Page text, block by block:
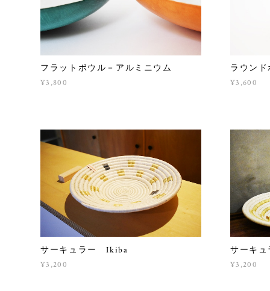
フラットボウル－アルミニウム
¥3,800
ラウン
¥3,600
サーキュラー Ikiba
¥3,200
サーキ
¥3,200